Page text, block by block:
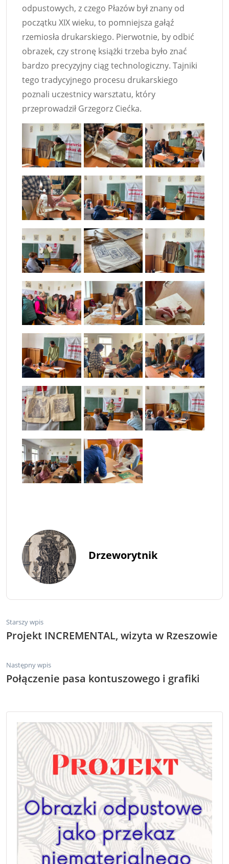
odpustowych, z czego Płazów był znany od
początku XIX wieku, to pomniejsza gałąź
rzemiosła drukarskiego. Pierwotnie, by odbić
obrazek, czy stronę książki trzeba było znać
bardzo precyzyjny ciąg technologiczny. Tajniki
tego tradycyjnego procesu drukarskiego
poznali uczestnicy warsztatu, który
przeprowadził Grzegorz Ciećka.
Drzeworytnik
Starszy wpis
Projekt INCREMENTAL, wizyta w Rzeszowie
Następny wpis
Połączenie pasa kontuszowego i grafiki